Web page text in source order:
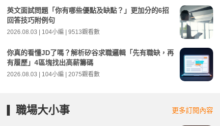
英文面試問題「你有哪些優點及缺點？」更加分的6招
回答技巧附例句
2026.08.03 | 104小編 | 9513觀看數
你真的看懂JD了嗎？解析矽谷求職邏輯「先有職缺，再
有履歷」4區塊找出高薪籌碼
2026.08.03 | 104小編 | 2075觀看數
職場大小事 更多訂閱內容